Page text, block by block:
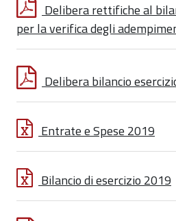
Delibera rettifiche al
per la verifica degli
Delibera bilancio
Entrate e Spese 2019
Bilancio di esercizio 2019